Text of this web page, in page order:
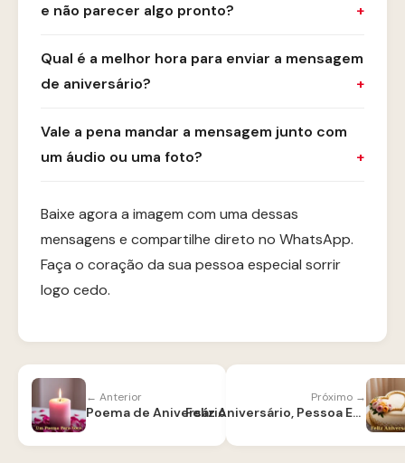
e não parecer algo pronto?
Qual é a melhor hora para enviar a mensagem
de aniversário?
Vale a pena mandar a mensagem junto com
um áudio ou uma foto?
Baixe agora a imagem com uma dessas
mensagens e compartilhe direto no WhatsApp.
Faça o coração da sua pessoa especial sorrir
logo cedo.
← Anterior
Poema de Aniversário para Filha
Próximo →
Feliz Aniversário, Pessoa Especial